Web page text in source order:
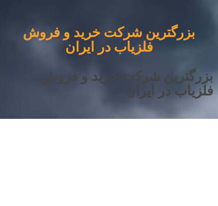
بزرگترین شرکت خرید و فروش
فلزیاب در ایران
بزرگترین شرکت خرید و فروش
فلزیاب در ایران